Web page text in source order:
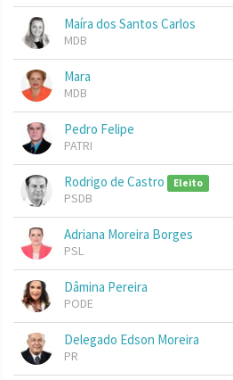
Maíra dos Santos Carlos
MDB
Mara
MDB
Pedro Felipe
PATRI
Rodrigo de Castro Eleito
PSDB
Adriana Moreira Borges
PSL
Dâmina Pereira
PODE
Delegado Edson Moreira
PR